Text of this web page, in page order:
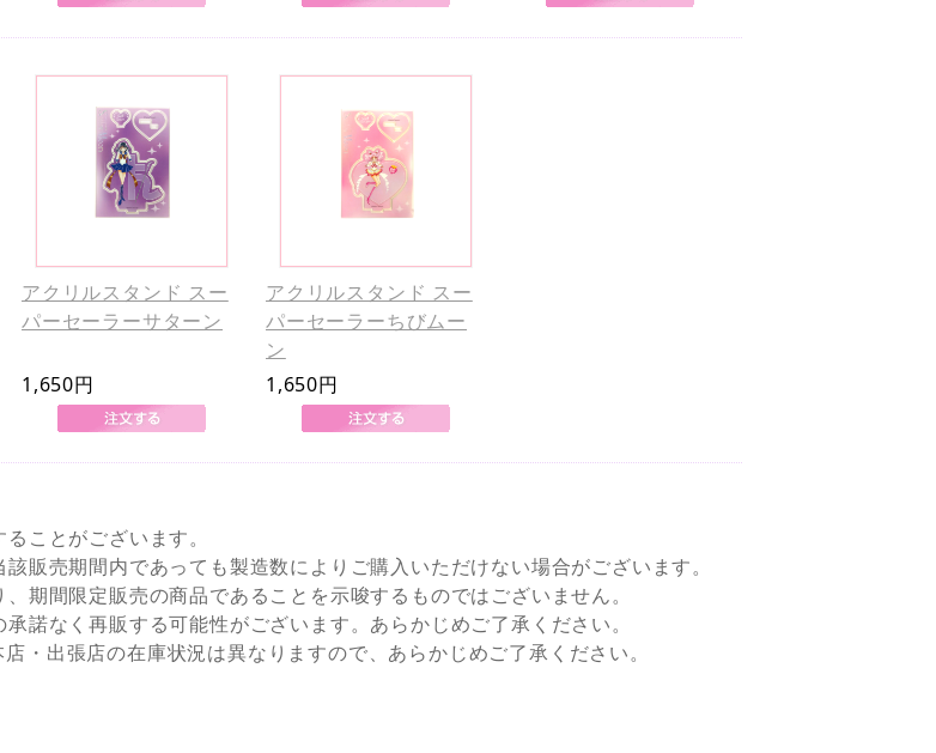
アクリルスタンド スー
パーセーラーサターン
1,650円
アクリルスタンド スー
パーセーラーちびムー
ン
1,650円
ことがございます。
販売期間内であっても製造数によりご購入いただけない場合がございます。
期間限定販売の商品であることを示唆するものではございません。
諾なく再販する可能性がございます。あらかじめご了承ください。
張店の在庫状況は異なりますので、あらかじめご了承ください。